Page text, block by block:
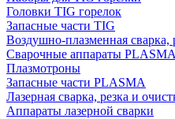
Головки TIG горелок
Запасные части TIG
Воздушно-плазменная сварка,
Сварочные аппараты
Плазмотроны
Запасные части PLASMA
Лазерная сварка, резка и
Аппараты лазерной сварки